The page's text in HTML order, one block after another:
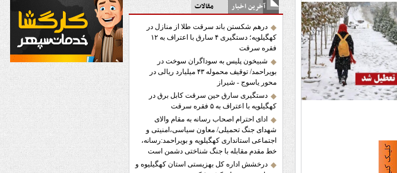
آخرین اخبار مقالات
درهم شکستن باند سرقت طلا از منازل در
کهگیلویه؛ دستگیری ۴ سارق با اعتراف به ۱۲
فقره سرقت
شبیخون پلیس به سوداگران سوخت در
بویراحمد/ توقیف محموله ۴۳ میلیارد ریالی در
محور یاسوج - شیراز
دستگیری سارق حین سرقت کابل برق در
کهگیلویه با اعتراف به ۵ فقره سرقت
ادای احترام اصحاب رسانه به مقام والای
شهدای جنگ تحمیلی/ معاون سیاسی،امنیتی و
اجتماعی استانداری کهگیلویه و بویراحمد:رسانه،
خط مقدم مقابله با جنگ شناختی دشمن است
درخشش اداره کل بهزیستی استان کهگیلیوه و